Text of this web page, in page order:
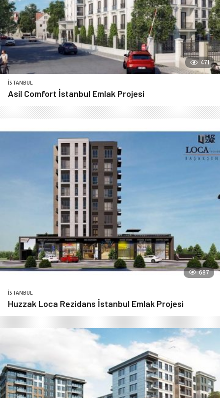
471
İSTANBUL
Asil Comfort İstanbul Emlak Projesi
687
İSTANBUL
Huzzak Loca Rezidans İstanbul Emlak Projesi